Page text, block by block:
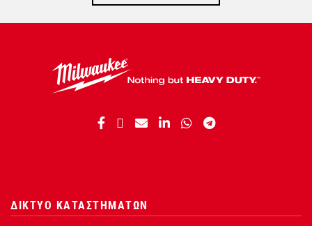
ΔΙΚΤΥΟ ΚΑΤΑΣΤΗΜΑΤΩΝ